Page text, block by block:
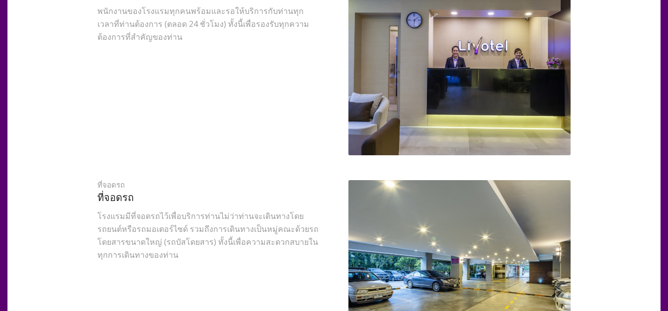
พนักงานของโรงแรมทุกคนพร้อมและรอให้บริการกับท่านทุก
เวลาที่ท่านต้องการ (ตลอด 24 ชั่วโมง) ทั้งนี้เพื่อรองรับทุกความ
ต้องการที่สำคัญของท่าน
ที่จอดรถ
ที่จอดรถ
โรงแรมมีที่จอดรถไว้เพื่อบริการท่านไม่ว่าท่านจะเดินทางโดย
รถยนต์หรือรถมอเตอร์ไซด์ รวมถึงการเดินทางเป็นหมู่คณะด้วยรถ
โดยสารขนาดใหญ่ (รถบัสโดยสาร) ทั้งนี้เพื่อความสะดวกสบายใน
ทุกการเดินทางของท่าน